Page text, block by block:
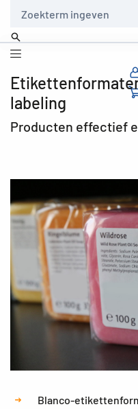
labeling
Producten effectief
Blanco-